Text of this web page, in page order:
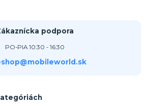
podpora
PO-PIA 10:30 - 16:30